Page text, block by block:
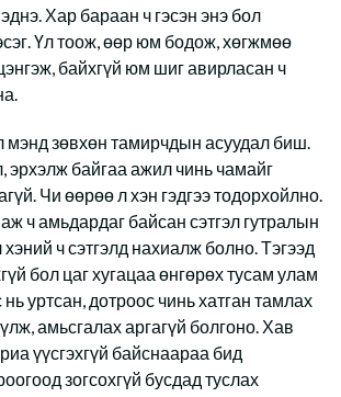
Хар бараан ч гэсэн энэ бол
Үл тоож, өөр юм бодож, хөгжмөө
байхгүй юм шиг авирласан ч
мэнд зөвхөн тамирчдын асуудал биш.
эрхэлж байгаа ажил чинь чамайг
Чи өөрөө л хэн гэдгээ тодорхойлно.
ч амьдардаг байсан сэтгэл гутралын
ч сэтгэлд нахиалж болно. Тэгээд
бол цаг хугацаа өнгөрөх тусам улам
уртсан, дотроос чинь хатган тамлах
амьсгалах аргагүй болгоно. Хав
үүсгэхгүй байснаараа бид
зогсохгүй бусдад туслах